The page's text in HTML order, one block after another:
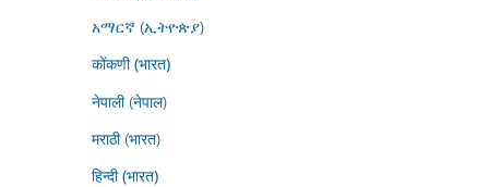
አማርኛ (ኢትዮጵያ)
कोंकणी (भारत)
नेपाली (नेपाल)
मराठी (भारत)
हिन्दी (भारत)